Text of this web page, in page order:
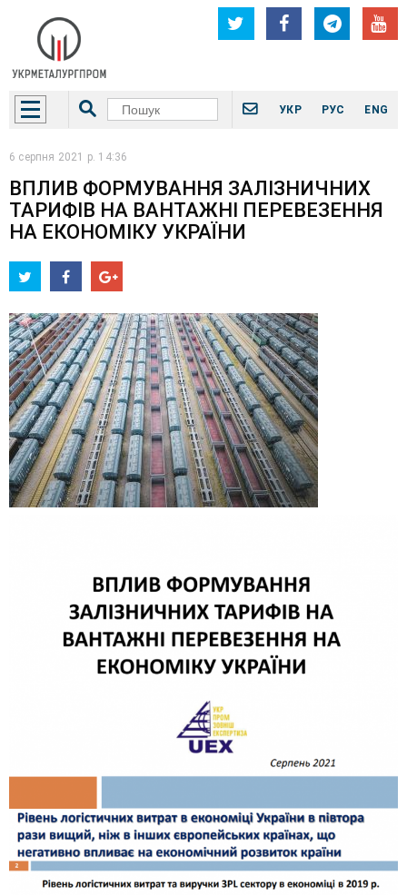
УКР РУС ENG
6 серпня 2021 р. 14:36
ВПЛИВ ФОРМУВАННЯ ЗАЛІЗНИЧНИХ
ТАРИФІВ НА ВАНТАЖНІ ПЕРЕВЕЗЕННЯ
НА ЕКОНОМІКУ УКРАЇНИ